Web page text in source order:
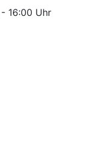
16:00 Uhr